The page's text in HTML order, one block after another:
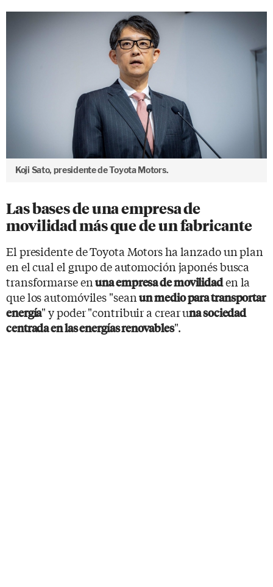
Koji Sato, presidente de Toyota Motors.
Las bases de una empresa de
movilidad más que de un fabricante
El presidente de Toyota Motors ha lanzado un plan
en el cual el grupo de automoción japonés busca
transformarse enuna empresa de movilidaden la
que los automóviles "seanun medio para transportar
energía" y poder "contribuir a crear una sociedad
centrada en las energías renovables".